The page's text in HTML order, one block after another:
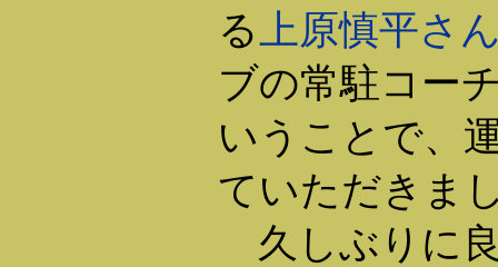
る 上原慎平さ
ブの常駐コー
いうことで、
ていただきま
久しぶりに